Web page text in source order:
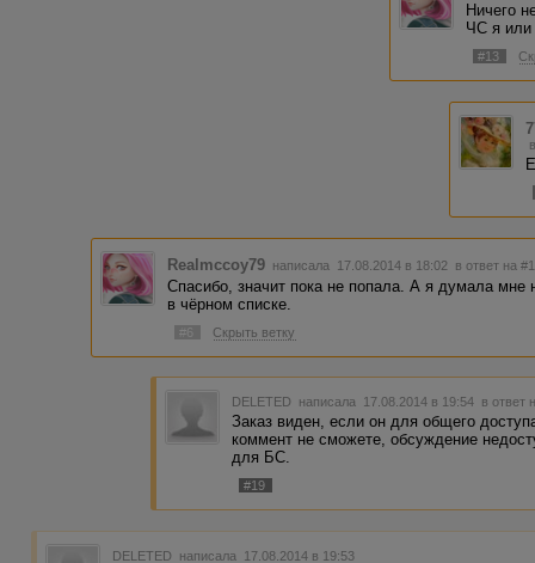
Ничего
ЧС я или
#13
Realmccoy79 написала 17.08.2014 в 18:02 в ответ на #1
Спасибо, значит пока не попала. А я думала мне
в чёрном списке.
#6 Скрыть ветку
DELETED написала 17.08.2014 в 19:54 в ответ
Заказ виден, если он для общего
коммент не сможете, обсуждение
для БС.
#19
DELETED написала 17.08.2014 в 19:53